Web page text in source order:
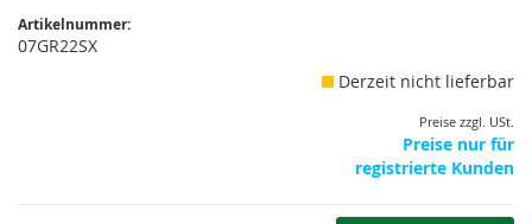
Artikelnummer:
07GR22SX
Derzeit nicht lieferbar
Preise zzgl. USt.
Preise nur für
registrierte Kunden